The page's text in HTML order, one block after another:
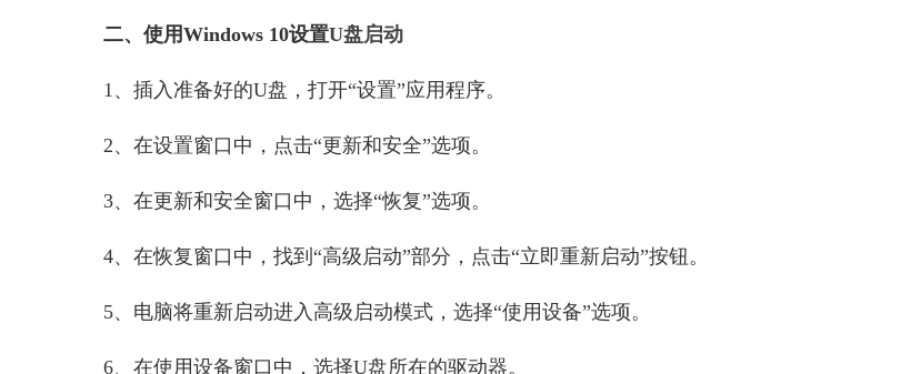
二、使用Windows 10设置U盘启动
1、插入准备好的U盘，打开“设置”应用程序。
2、在设置窗口中，点击“更新和安全”选项。
3、在更新和安全窗口中，选择“恢复”选项。
4、在恢复窗口中，找到“高级启动”部分，点击“立即重新启动”按钮。
5、电脑将重新启动进入高级启动模式，选择“使用设备”选项。
6、在使用设备窗口中，选择U盘所在的驱动器。